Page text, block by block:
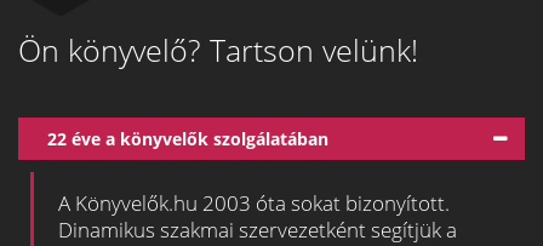
Ön könyvelő? Tartson velünk!
22 éve a könyvelők szolgálatában
A Könyvelők.hu 2003 óta sokat bizonyított.
Dinamikus szakmai szervezetként segítjük a